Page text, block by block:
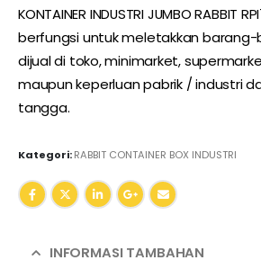
KONTAINER INDUSTRI JUMBO RABBIT
berfungsi untuk meletakkan
dijual di toko,minimarket,
maupun keperluan pabrik / industri
tangga.
Kategori:RABBIT CONTAINER BOX INDUSTRI
INFORMASI TAMBAHAN